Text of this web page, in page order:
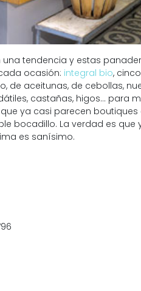
tendencia y estas
ocasión: integral bio,
de aceitunas, de cebollas,
castañas, higos… para
ya casi parecen boutiques
bocadillo. La verdad es que
es sanísimo.